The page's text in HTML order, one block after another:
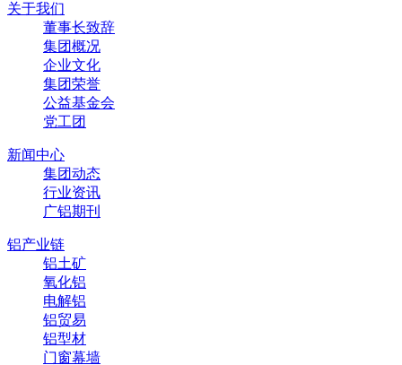
关于我们
董事长致辞
集团概况
企业文化
集团荣誉
公益基金会
党工团
新闻中心
集团动态
行业资讯
广铝期刊
铝产业链
铝土矿
氧化铝
电解铝
铝贸易
铝型材
门窗幕墙